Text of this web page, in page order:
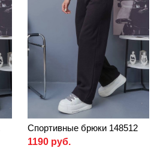
Спортивные брюки 148512
1190 руб.